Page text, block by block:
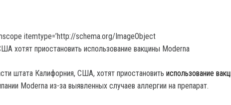
itemtype=’http://schema.org/ImageObject
штата Калифорния, США, хотят приостановить использование
Moderna из-за выявленных случаев аллергии на препарат.